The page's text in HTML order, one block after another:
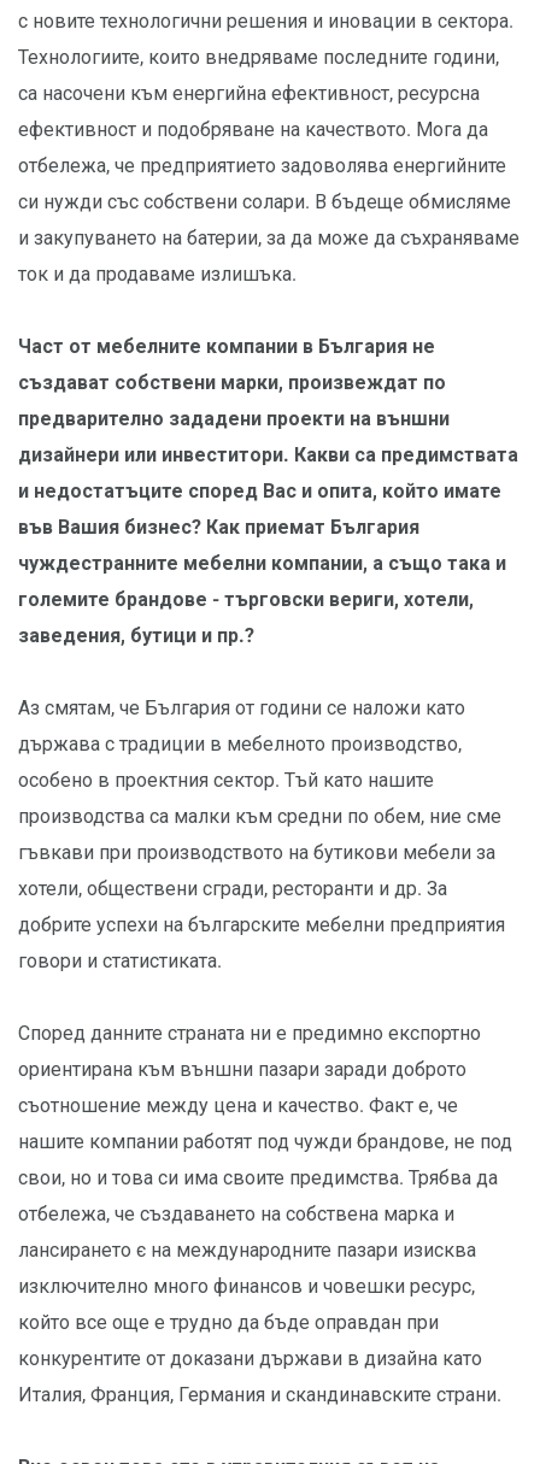
с новите технологични решения и иновации в сектора.
Технологиите, които внедряваме последните години,
са насочени към енергийна ефективност, ресурсна
ефективност и подобряване на качеството. Мога да
отбележа, че предприятието задоволява енергийните
си нужди със собствени солари. В бъдеще обмисляме
и закупуването на батерии, за да може да съхраняваме
ток и да продаваме излишъка.
Част от мебелните компании в България не
създават собствени марки, произвеждат по
предварително зададени проекти на външни
дизайнери или инвеститори. Какви са предимствата
и недостатъците според Вас и опита, който имате
във Вашия бизнес? Как приемат България
чуждестранните мебелни компании, а също така и
големите брандове - търговски вериги, хотели,
заведения, бутици и пр.?
Аз смятам, че България от години се наложи като
държава с традиции в мебелното производство,
особено в проектния сектор. Тъй като нашите
производства са малки към средни по обем, ние сме
гъвкави при производството на бутикови мебели за
хотели, обществени сгради, ресторанти и др. За
добрите успехи на българските мебелни предприятия
говори и статистиката.
Според данните страната ни е предимно експортно
ориентирана към външни пазари заради доброто
съотношение между цена и качество. Факт е, че
нашите компании работят под чужди брандове, не под
свои, но и това си има своите предимства. Трябва да
отбележа, че създаването на собствена марка и
лансирането є на международните пазари изисква
изключително много финансов и човешки ресурс,
който все още е трудно да бъде оправдан при
конкурентите от доказани държави в дизайна като
Италия, Франция, Германия и скандинавските страни.